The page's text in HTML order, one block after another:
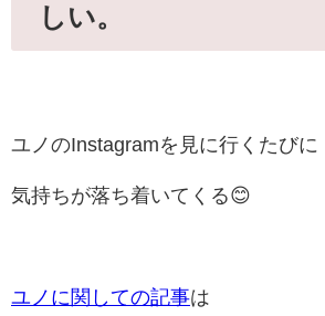
しい。
ユノのInstagramを見に行くたびに
気持ちが落ち着いてくる😊
ユノに関しての記事は